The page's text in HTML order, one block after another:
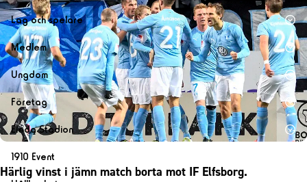
Kalender
Biljett
Årskort herr
Årskort dam
Mitt MFF
Biljetter till bortamatcher
Biljettvillkor
Lag och spelare
Lag
Herrlaget
Spelare
Ledarstab
Damlaget
Spelare
Ledarstab
Medlem
Medlemskap i Malmö FF
Årsmöte 2026
Ungdom
MFF Ungdom
Sommarfotboll
Skånecupen
Fotbollsskolan
Företag
Bli företagspartner
Nätverket
Klubbstolar
Eleda Stadion
Eleda Stadion
Erics Bar & Restaurang
1910 Event
1910 Event
Härlig vinst i jämn match borta mot IF Elfsborg.